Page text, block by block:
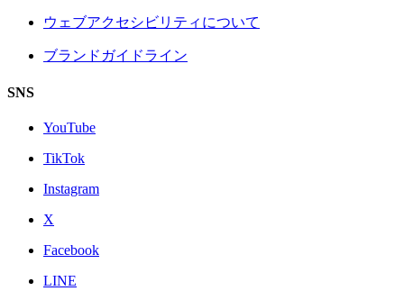
ウェブアクセシビリティについて
ブランドガイドライン
SNS
YouTube
TikTok
Instagram
X
Facebook
LINE